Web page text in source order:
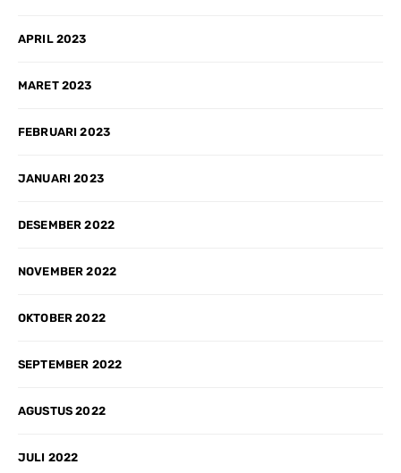
APRIL 2023
MARET 2023
FEBRUARI 2023
JANUARI 2023
DESEMBER 2022
NOVEMBER 2022
OKTOBER 2022
SEPTEMBER 2022
AGUSTUS 2022
JULI 2022